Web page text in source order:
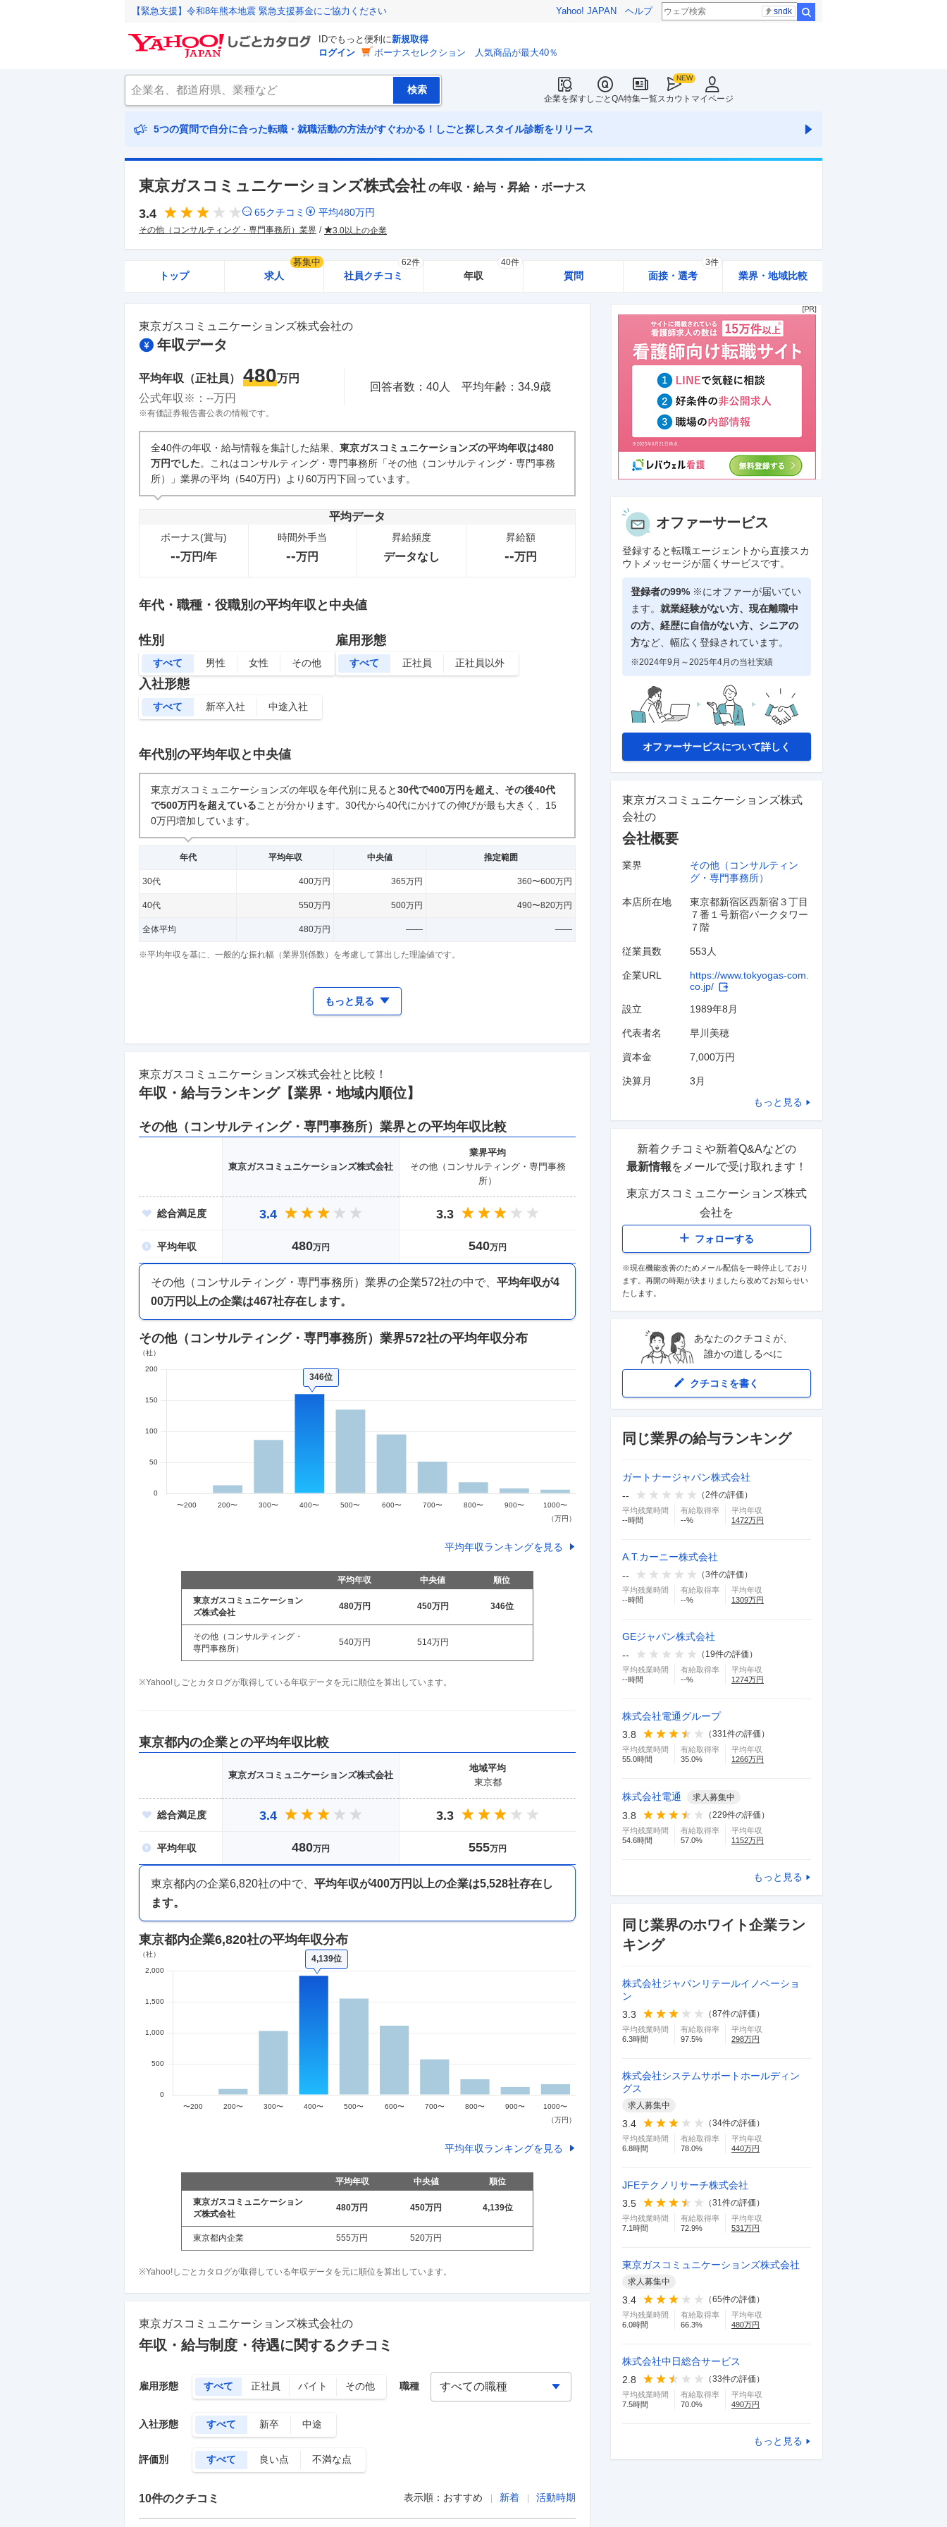
【緊急支援】令和8年熊本地震 緊急支援募金にご協力ください Yahoo! JAPAN ヘルプ sndk
IDでもっと便利に新規取得
ログイン
ボーナスセレクション 人気商品が最大40％
企業を探すしごとQA特集一覧スカウト マイページ
5つの質問で自分に合った転職・就職活動の方法がすぐわかる！しごと探しスタイル診断をリリース
東京ガスコミュニケーションズ株式会社 の年収・給与・昇給・ボーナス
3.4 65クチコミ 平均480万円
その他（コンサルティング・専門事務所）業界 3.0以上の企業
トップ 求人
募集中
社員クチコミ
62件
年収
40件
質問 面接・選考
3件
業界・地域比較
東京ガスコミュニケーションズ株式会社の
年収データ
平均年収（正社員） 480万円
公式年収※： --万円
回答者数：40 人 平均年齢：34.9歳
※有価証券報告書公表の情報です。
全40件の年収・給与情報を集計した結果、 東京ガスコミュニケーションズの平均年収は480
万円でした。これはコンサルティング・専門事務所「その他（コンサルティング・専門事務
所）」業界の平均（540万円）より60万円下回っています。
平均データ
ボーナス(賞与)
--万円/年
時間外手当
--万円
昇給頻度
データなし
昇給額
--万円
年代・職種・役職別の平均年収と中央値
性別
すべて 男性 女性 その他
雇用形態
すべて 正社員 正社員以外
入社形態
すべて 新卒入社 中途入社
年代別の平均年収と中央値
東京ガスコミュニケーションズの年収を年代別に見ると30代で400万円を超え、その後40代
で500万円を超えていることが分かります。 30代から40代にかけての伸びが最も大きく、15
0万円増加しています。
年代 平均年収 中央値 推定範囲
30代 400万円 365万円 360〜600万円
40代 550万円 500万円 490〜820万円
全体平均 480万円 —— ——
※平均年収を基に、一般的な振れ幅（業界別係数）を考慮して算出した理論値です。
もっと見る
東京ガスコミュニケーションズ株式会社と比較！
年収・給与ランキング【業界 ・地域内順位】
その他（コンサルティング・専門事務所） 業界との平均年収比較
東京ガスコミュニケーションズ株式会社
業界平均
その他（コンサルティング・専門事務
所）
総合満足度 3.4 3.3
平均年収 480万円 540万円
その他（コンサルティング・専門事務所）業界の企業572社の中で、 平均年収が4
00万円以上の企業は467社存在します。
その他（コンサルティング・専門事務所）業界572社の平均年収分布
346位
平均年収ランキングを見る
平均年収 中央値 順位
東京ガスコミュニケーション
ズ株式会社
480万円 450万円 346位
その他（コンサルティング・
専門事務所）
540万円 514万円
※Yahoo!しごとカタログが取得している年収データを元に順位を算出しています。
東京都内の企業との平均年収比較
東京ガスコミュニケーションズ株式会社
地域平均
東京都
総合満足度 3.4 3.3
平均年収 480万円 555万円
東京都内の企業6,820社の中で、 平均年収が400万円以上の企業は5,528社存在し
ます。
東京都内企業6,820社の平均年収分布
4,139位
平均年収ランキングを見る
平均年収 中央値 順位
東京ガスコミュニケーション
ズ株式会社
480万円 450万円 4,139位
東京都内企業 555万円 520万円
※Yahoo!しごとカタログが取得している年収データを元に順位を算出しています。
東京ガスコミュニケーションズ株式会社の
年収・給与制度・待遇に関するクチコミ
雇用形態 すべて 正社員 バイト その他
入社形態 すべて 新卒 中途
評価別 すべて 良い点 不満な点
職種
10件のクチコミ 表示順： おすすめ 新着 活動時期
オファーサービス
登録すると転職エージェントから直接スカ
ウトメッセージが届くサービスです。
登録者の99% ※にオファーが届いてい
ます。 就業経験がない方、現在離職中
の方、 経歴に自信がない方、シニアの
方など、幅広く登録されています。
※2024年9月～2025年4月の当社実績
オファーサービスについて詳しく
東京ガスコミュニケーションズ株式
会社の
会社概要
業界
その他（コンサルティン
グ・専門事務所）
本店所在地
東京都新宿区西新宿３丁目
７番１号新宿パークタワー
７階
従業員数 553人
企業URL
https://www.tokyogas-com.
co.jp/
設立 1989年8月
代表者名 早川美穂
資本金 7,000万円
決算月 3月
もっと見る
新着クチコミや新着Q&Aなどの
最新情報をメールで受け取れます！
東京ガスコミュニケーションズ株式
会社を
フォローする
※現在機能改善のためメール配信を一時停止しており
ます。再開の時期が決まりましたら改めてお知らせい
たします。
あなたのクチコミが、
誰かの道しるべに
クチコミを書く
同じ業界の給与ランキング
ガートナージャパン株式会社
--
（2件の評価）
平均残業時間
--時間
有給取得率
--%
平均年収
1472万円
A.T.カーニー株式会社
--
（3件の評価）
平均残業時間
--時間
有給取得率
--%
平均年収
1309万円
GEジャパン株式会社
--
（ 19件の評価）
平均残業時間
--時間
有給取得率
--%
平均年収
1274万円
株式会社電通グループ
3.8
（331件の評価）
平均残業時間
55.0時間
有給取得率
35.0%
平均年収
1266万円
株式会社電通 求人募集中
3.8 （229件の評価）
平均残業時間
54.6時間
有給取得率
57.0%
平均年収
1152万円
もっと見る
同じ業界のホワイト企業ラン
キング
株式会社ジャパンリテールイノベーショ
ン
3.3
（87件の評価）
平均残業時間
6.3時間
有給取得率
97.5%
平均年収
298万円
株式会社システムサポートホールディン
グス
求人募集中
3.4 （34件の評価）
平均残業時間
6.8時間
有給取得率
78.0%
平均年収
440万円
JFEテクノリサーチ株式会社
3.5
（31件の評価）
平均残業時間
7.1 時間
有給取得率
72.9%
平均年収
531 万円
東京ガスコミュニケーションズ株式会社
求人募集中
3.4 （65件の評価）
平均残業時間
6.0時間
有給取得率
66.3%
平均年収
480万円
株式会社中日総合サービス
2.8
（33件の評価）
平均残業時間
7.5時間
有給取得率
70.0%
平均年収
490万円
もっと見る